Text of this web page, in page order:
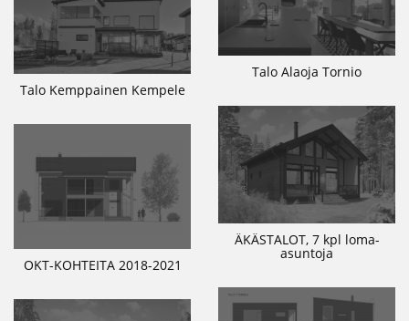
Talo Alaoja Tornio
Talo Kemppainen Kempele
ÄKÄSTALOT, 7 kpl loma-
asuntoja
OKT-KOHTEITA 2018-2021